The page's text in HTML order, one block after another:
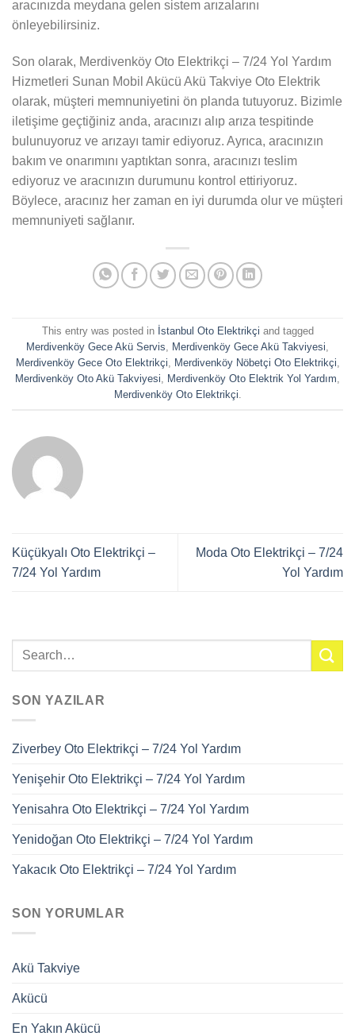
aracınızda meydana gelen sistem arızalarını
önleyebilirsiniz.
Son olarak, Merdivenköy Oto Elektrikçi – 7/24 Yol Yardım
Hizmetleri Sunan Mobil Akücü Akü Takviye Oto Elektrik
olarak, müşteri memnuniyetini ön planda tutuyoruz. Bizimle
iletişime geçtiğiniz anda, aracınızı alıp arıza tespitinde
bulunuyoruz ve arızayı tamir ediyoruz. Ayrıca, aracınızın
bakım ve onarımını yaptıktan sonra, aracınızı teslim
ediyoruz ve aracınızın durumunu kontrol ettiriyoruz.
Böylece, aracınız her zaman en iyi durumda olur ve müşteri
memnuniyeti sağlanır.
This entry was posted in İstanbul Oto Elektrikçi and tagged
Merdivenköy Gece Akü Servis, Merdivenköy Gece Akü Takviyesi,
Merdivenköy Gece Oto Elektrikçi, Merdivenköy Nöbetçi Oto Elektrikçi,
Merdivenköy Oto Akü Takviyesi, Merdivenköy Oto Elektrik Yol Yardım,
Merdivenköy Oto Elektrikçi.
Küçükyalı Oto Elektrikçi –
7/24 Yol Yardım
Moda Oto Elektrikçi – 7/24
Yol Yardım
SON YAZILAR
Ziverbey Oto Elektrikçi – 7/24 Yol Yardım
Yenişehir Oto Elektrikçi – 7/24 Yol Yardım
Yenisahra Oto Elektrikçi – 7/24 Yol Yardım
Yenidoğan Oto Elektrikçi – 7/24 Yol Yardım
Yakacık Oto Elektrikçi – 7/24 Yol Yardım
SON YORUMLAR
Akü Takviye
Akücü
En Yakın Akücü